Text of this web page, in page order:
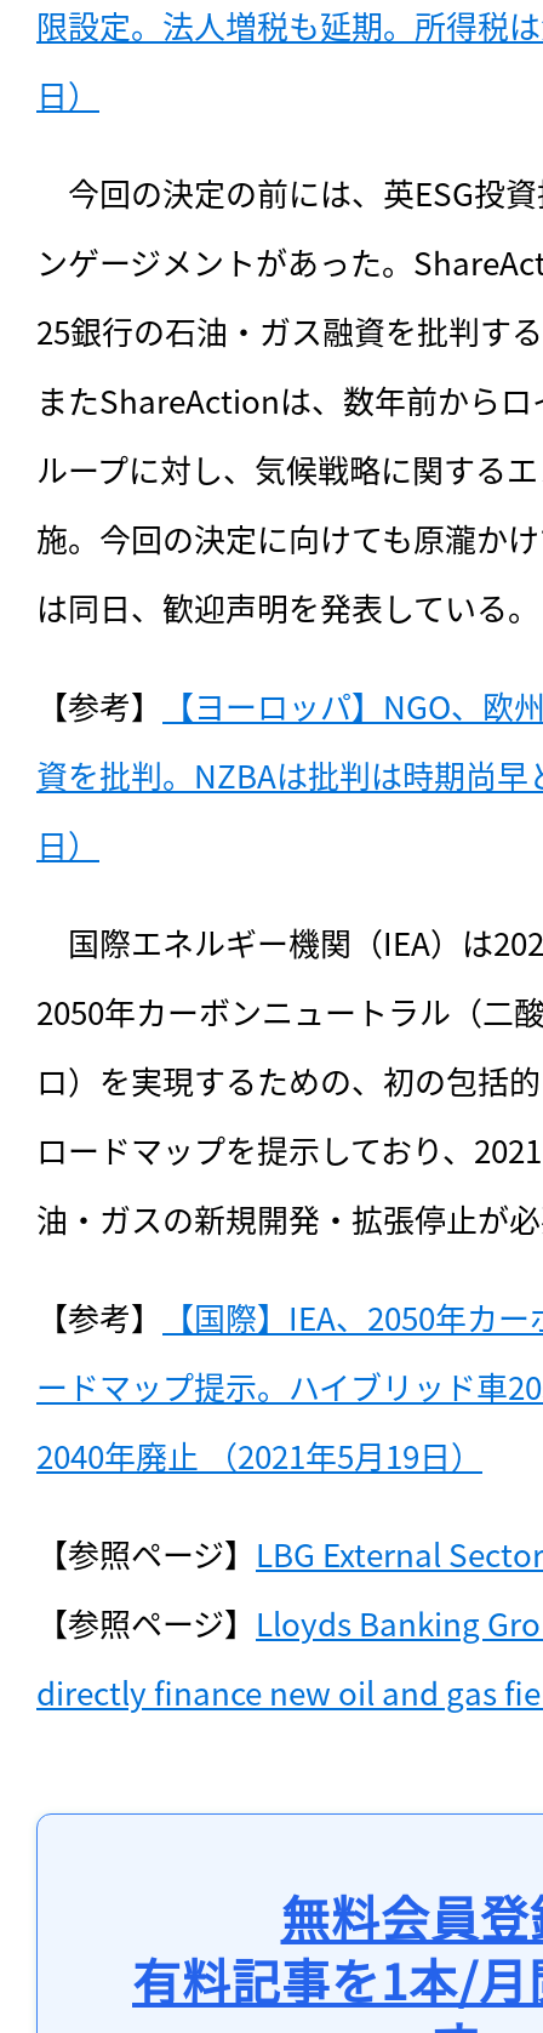
限設定。法人増税も延期。所得税
日）
今回の決定の前には、英ESG投
ンゲージメントがあった。
25銀行の石油・ガス融資を批判す
またShareActionは、数年前から
ループに対し、気候戦略に関する
施。今回の決定に向けても原瀧か
は同日、歓迎声明を発表している。
【参考】
【ヨーロッパ】NGO、欧
資を批判。NZBAは批判は時期尚早
日）
国際エネルギー機関（IEA）は
2050年カーボンニュートラル（二
ロ）を実現するための、初の包括
ロードマップを提示しており、
油・ガスの新規開発・拡張停止が
【参考】
【国際】IEA、2050年カ
ードマップ提示。ハイブリッド車
2040年廃止 （2021年5月19日）
【参照ページ】 LBG External
【参照ページ】 Lloyds Banking
directly finance new oil and gas
無料会員
有料記事を1本/